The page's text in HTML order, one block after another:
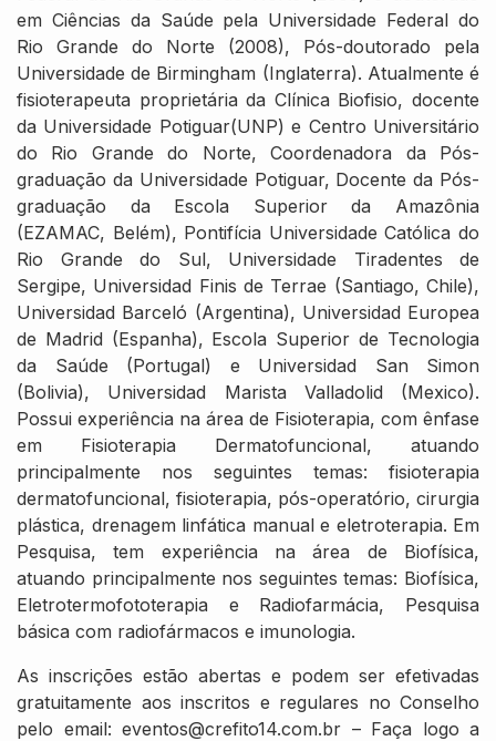
em Ciências da Saúde pela Universidade Federal do
Rio Grande do Norte (2008), Pós-doutorado pela
Universidade de Birmingham (Inglaterra). Atualmente é
fisioterapeuta proprietária da Clínica Biofisio, docente
da Universidade Potiguar(UNP) e Centro Universitário
do Rio Grande do Norte, Coordenadora da Pós-
graduação da Universidade Potiguar, Docente da Pós-
graduação da Escola Superior da Amazônia
(EZAMAC, Belém), Pontifícia Universidade Católica do
Rio Grande do Sul, Universidade Tiradentes de
Sergipe, Universidad Finis de Terrae (Santiago, Chile),
Universidad Barceló (Argentina), Universidad Europea
de Madrid (Espanha), Escola Superior de Tecnologia
da Saúde (Portugal) e Universidad San Simon
(Bolivia), Universidad Marista Valladolid (Mexico).
Possui experiência na área de Fisioterapia, com ênfase
em Fisioterapia Dermatofuncional, atuando
principalmente nos seguintes temas: fisioterapia
dermatofuncional, fisioterapia, pós-operatório, cirurgia
plástica, drenagem linfática manual e eletroterapia. Em
Pesquisa, tem experiência na área de Biofísica,
atuando principalmente nos seguintes temas: Biofísica,
Eletrotermofototerapia e Radiofarmácia, Pesquisa
básica com radiofármacos e imunologia.
As inscrições estão abertas e podem ser efetivadas
gratuitamente aos inscritos e regulares no Conselho
pelo email: eventos@crefito14.com.br – Faça logo a